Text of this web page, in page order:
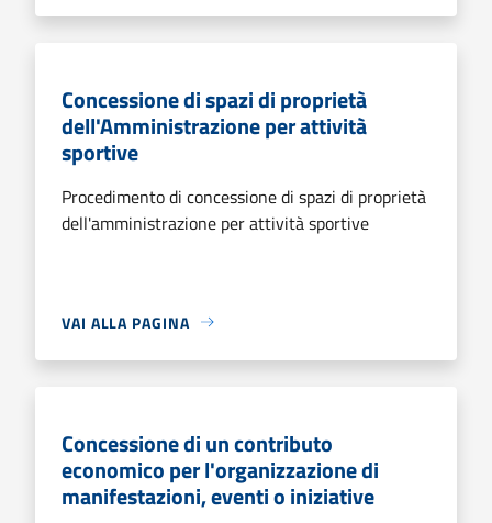
Concessione di spazi di proprietà
dell'Amministrazione per attività
sportive
Procedimento di concessione di spazi di proprietà
dell'amministrazione per attività sportive
VAI ALLA PAGINA
Concessione di un contributo
economico per l'organizzazione di
manifestazioni, eventi o iniziative